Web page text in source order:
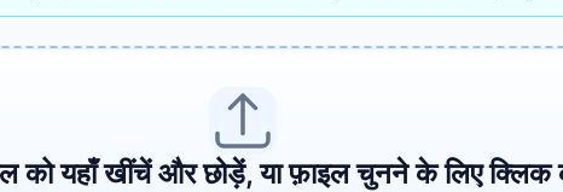
को यहाँ खींचें और छोड़ें, या फ़ाइल चुनने के लिए क्लिक